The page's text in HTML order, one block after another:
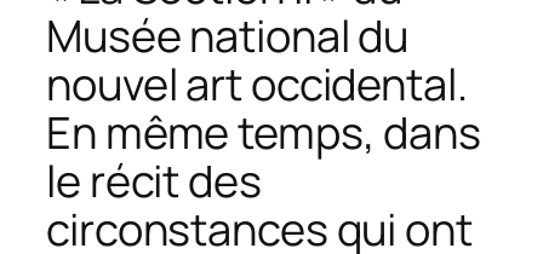
Musée national du
nouvel art occidental.
En même temps, dans
le récit des
circonstances qui ont